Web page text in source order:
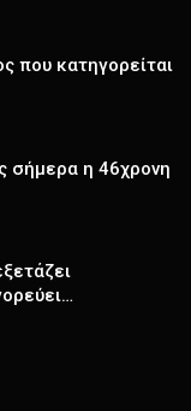
που κατηγορείται
σήμερα η 46χρονη